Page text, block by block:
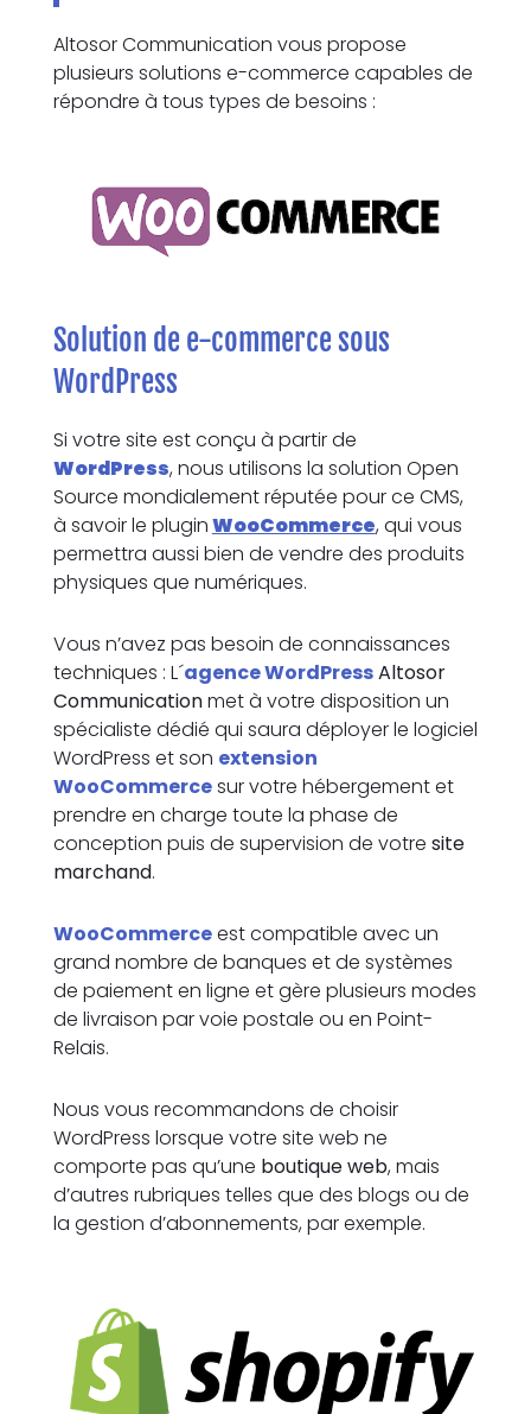
Altosor Communication vous propose
plusieurs solutions e-commerce capables de
répondre à tous types de besoins :
Solution de e-commerce sous
WordPress
Si votre site est conçu à partir de
WordPress, nous utilisons la solution Open
Source mondialement réputée pour ce CMS,
à savoir le pluginWooCommerce, qui vous
permettra aussi bien de vendre des produits
physiques que numériques.
Vous n’avez pas besoin de connaissances
techniques : L´agence WordPressAltosor
Communicationmet à votre disposition un
spécialiste dédié qui saura déployer le logiciel
WordPress et son extension
WooCommercesur votre hébergement et
prendre en charge toute la phase de
conception puis de supervision de votre site
marchand.
WooCommerceest compatible avec un
grand nombre de banques et de systèmes
de paiement en ligne et gère plusieurs modes
de livraison par voie postale ou en Point-
Relais.
Nous vous recommandons de choisir
WordPress lorsque votre site web ne
comporte pas qu’une boutique web, mais
d’autres rubriques telles que des blogs ou de
la gestion d’abonnements, par exemple.